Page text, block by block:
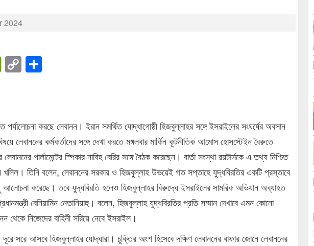
2024
PrintFriendly
Copy
করছে লেবানন। ইরান সমর্থিত যোদ্ধাগোষ্ঠী হিজবুল্লাহর সঙ্গে ইসরাইলের সংঘর্ষের অবসান
লেবাননের কর্মকর্তাদের সঙ্গে দেখা করতে মঙ্গলবার মার্কিন কূটনীতিক আমোস হোসস্টেইন বৈরুতে
পার্লামেন্টের স্পিকার নাবিহ বেরির সঙ্গে বৈঠক করেছেন। বার্তা সংস্থা রয়টার্সকে এ তথ্য নিশ্চিত
খলিল। তিনি বলেন, লেবাননের সরকার ও হিজবুল্লাহ উভয়েই গত সপ্তাহে যুদ্ধবিরতির একটি প্রস্তাবে
করেছে। তবে যুদ্ধবিরতি হলেও হিজবুল্লাহর বিরুদ্ধে ইসরাইলের সামরিক অভিযান অব্যাহত
বেনিয়ামিন নেতানিয়াহু। বলেন, হিজবুল্লাহ যুদ্ধবিরতির প্রতি সম্মান দেখাবে এমন কোনো
থেকে নিজেদের বাহিনী সরিয়ে নেবে ইসরাইল।
সরে আসবে হিজবুল্লাহর যোদ্ধারা। চুক্তির অংশ হিসেবে দক্ষিণ লেবাননের বাফার জোনে লেবাননের